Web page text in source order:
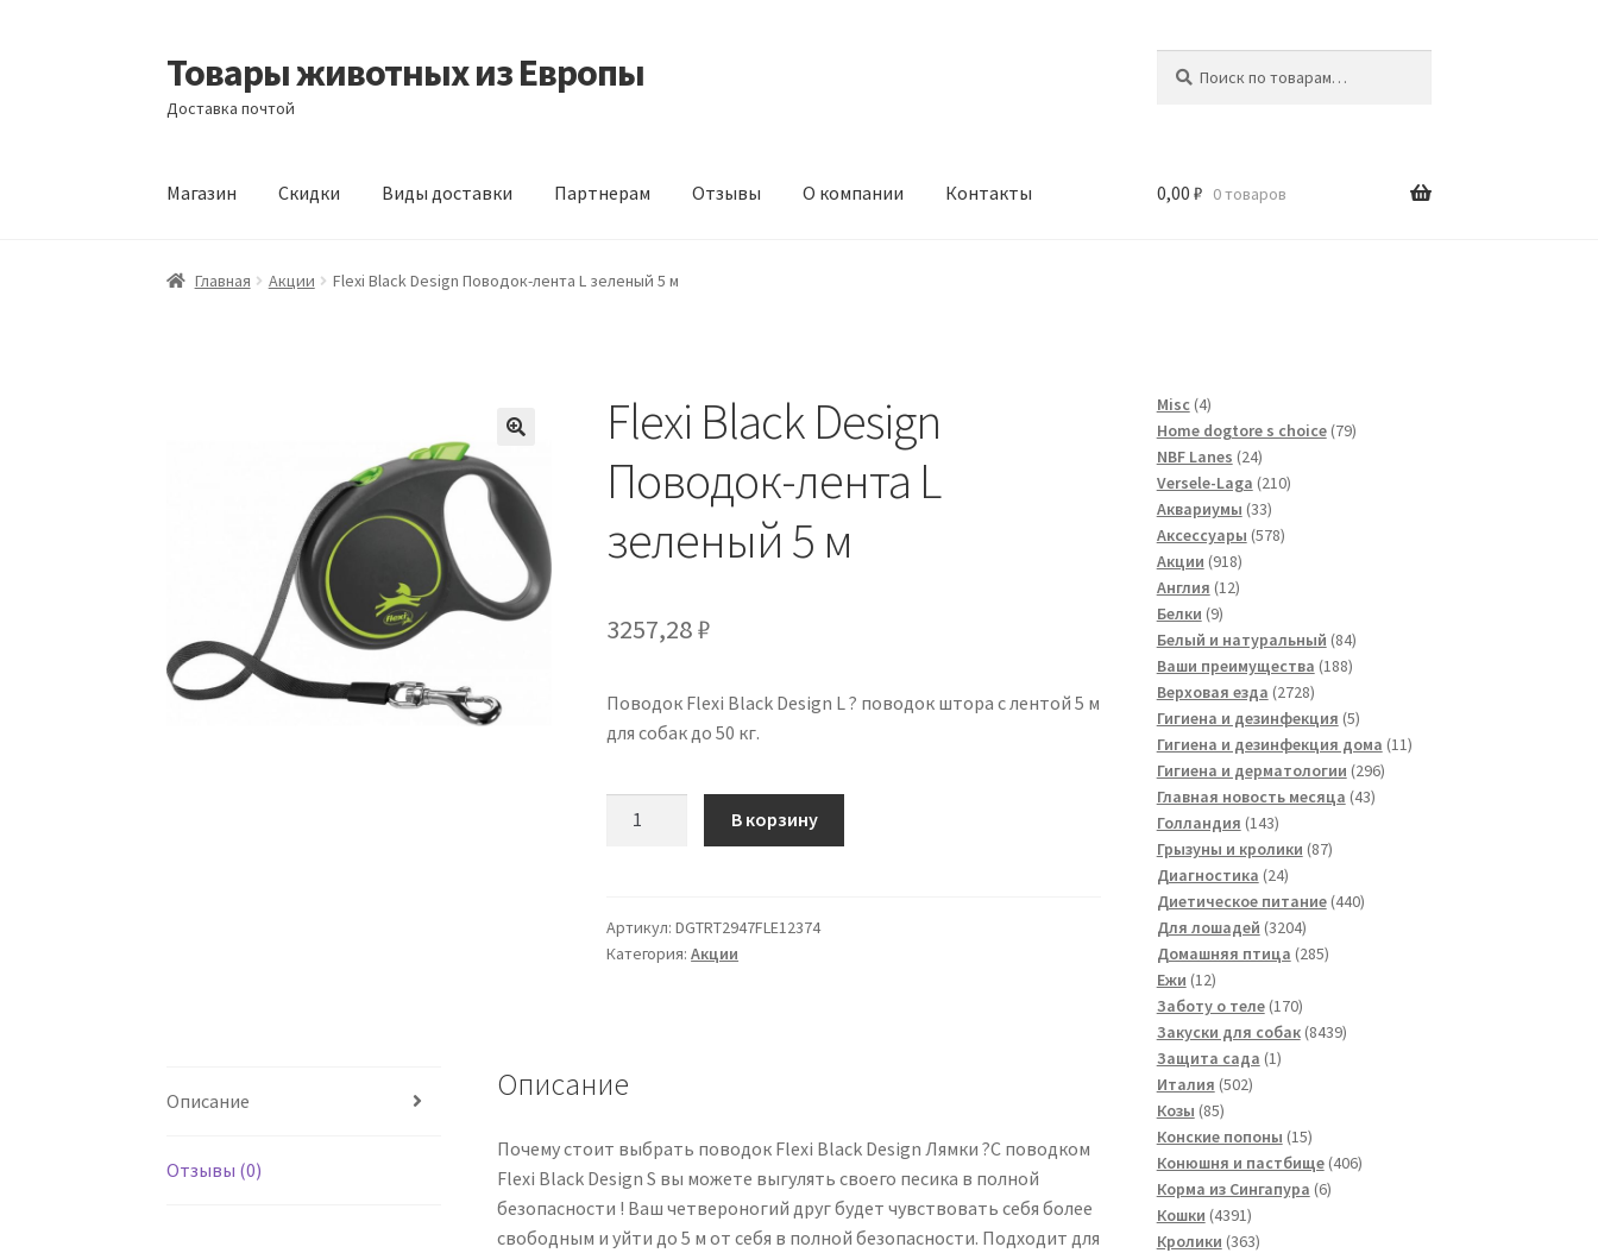
Перейти
к
навигации
Перейти
к
содержимому
Товары животных из Европы
Доставка почтой
Магазин Скидки Виды доставки Партнерам Отзывы О компании Контакты
Главная Виды доставки Заказать доставку корма из Германии
0,00 ₽ 0 товаров
Главная Акции Flexi Black Design Поводок-лента L зеленый 5 м
Flexi Black Design
Поводок-лента L
зеленый 5 м
3257,28₽
Поводок Flexi Black Design L ? поводок штора с лентой 5 м
для собак до 50 кг.
Design
Поводок-
5
В корзину
Артикул:DGTRT2947FLE12374
Категория:Акции
Описание
Отзывы (0)
Описание
Почему стоит выбрать поводок Flexi Black Design Лямки ?С поводком
Flexi Black Design S вы можете выгулять своего песика в полной
безопасности ! Ваш четвероногий друг будет чувствовать себя более
свободным и уйти до 5 м от себя в полной безопасности. Подходит для
Misc 44
товара
Home dogtore s choice 7979
NBF Lanes 2424
товара
Versele-Laga 210210
Аквариумы 3333
товара
Аксессуары 578578
Акции 918918
товаров
Англия 1212
Белки 99
товаров
Белый и натуральный 8484
товара
Ваши преимущества 188188
Верховая езда 27282728
товаров
Гигиена и дезинфекция 55
товаров
Гигиена и дезинфекция дома 1111
Гигиена и дерматологии 296296
Главная новость месяца 4343
Голландия 143143
товара
Грызуны и кролики 8787
Диагностика 2424
товара
Диетическое питание 440440
Для лошадей 32043204
товара
Домашняя птица 285285
Ежи 1212
товаров
Заботу о теле 170170
товаров
Закуски для собак 84398439
Защита сада 11
Италия 502502
Козы 8585
товаров
Конские попоны 1515
товаров
Конюшня и пастбище 406406
Корма из Сингапура 66
Кошки 43914391
товар
Кролики 363363